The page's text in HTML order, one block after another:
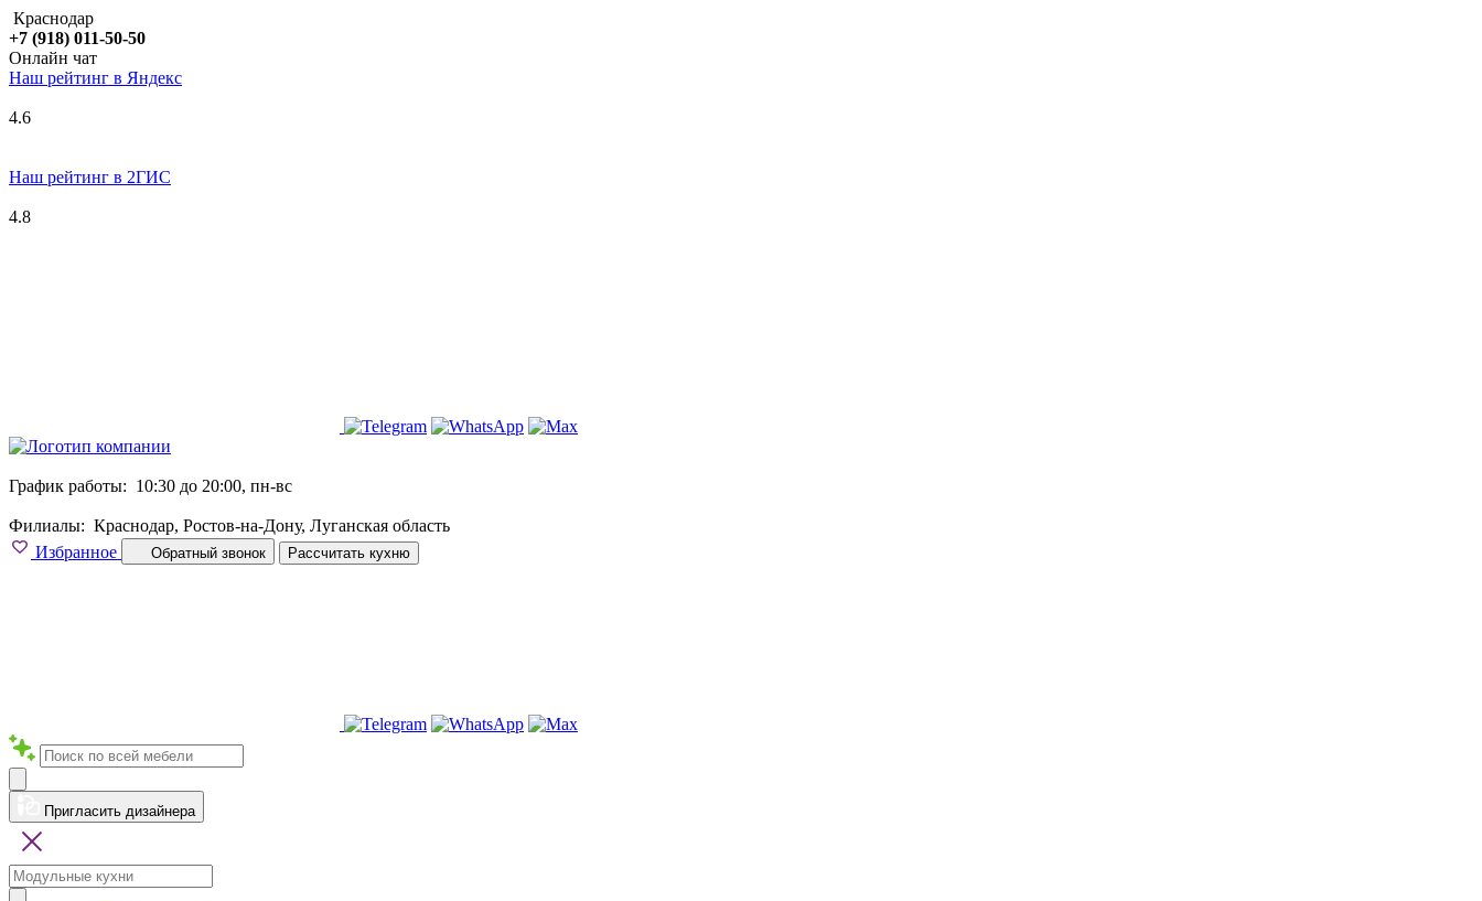
Краснодар
+7 (918) 011-50-50
Онлайн чат
Наш рейтинг в Яндекс
4.6
Наш рейтинг в 2ГИС
4.8
График работы: 10:30 до 20:00, пн-вс
Филиалы: Краснодар, Ростов-на-Дону, Луганская область
Избранное
Обратный звонок Рассчитать кухню
Пригласить дизайнера